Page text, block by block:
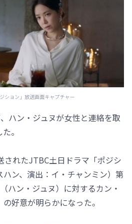
ション」放送画面キャプチャー
ハン・ジュヌが女性と連絡を取
。
されたJTBC土日ドラマ「ポジシ
ハン、演出：イ・チャンミン）第
ハン・ジュヌ）に対するカン・
好意が明らかになった。